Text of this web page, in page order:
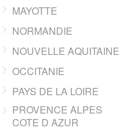
MAYOTTE
NORMANDIE
NOUVELLE AQUITAINE
OCCITANIE
PAYS DE LA LOIRE
PROVENCE ALPES
COTE D AZUR